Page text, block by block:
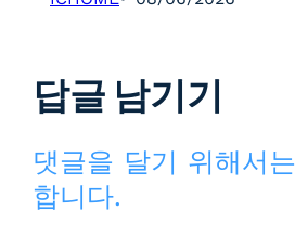
답글 남기기
댓글을 달기 위해서는
합니다.